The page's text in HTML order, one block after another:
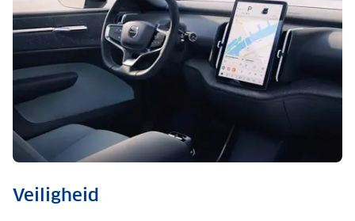
Veiligheid